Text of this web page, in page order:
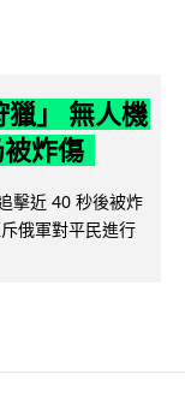
」 無人機
炸傷
擊近 40 秒後被炸
俄軍對平民進行